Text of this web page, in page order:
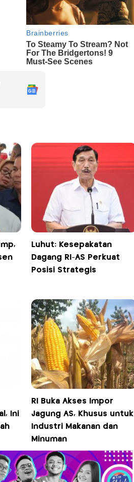
Luhut: Kesepakatan
Dagang RI-AS Perkuat
Posisi Strategis
Ini
RI Buka Akses Impor
Jagung AS, Khusus untuk
Industri Makanan dan
Minuman